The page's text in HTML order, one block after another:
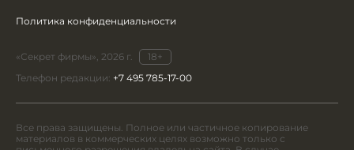
Политика конфиденциальности
«Секрет фирмы», 2026 г.
18+
Телефон редакции: +7 495 785-17-00
Все права защищены. Полное или частичное копирование
материалов в коммерческих целях возможно только с